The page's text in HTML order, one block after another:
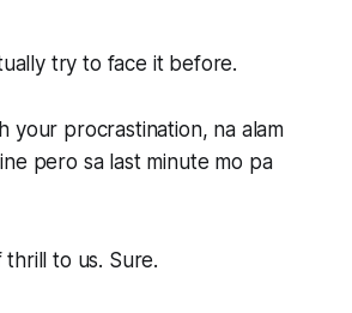
try to face it before.
your procrastination, na alam
pero sa last minute mo pa
thrill to us. Sure.